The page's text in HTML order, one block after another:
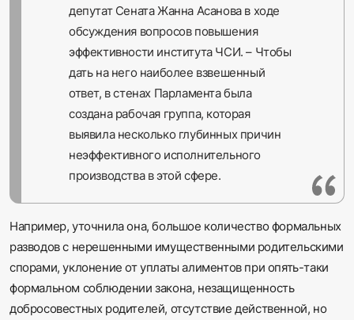
депутат Сената Жанна Асанова в ходе
обсуждения вопросов повышения
эффективности института ЧСИ. – Чтобы
дать на него наиболее взвешенный
ответ, в стенах Парламента была
создана рабочая группа, которая
выявила несколько глубинных причин
неэффективного исполнительного
производства в этой сфере.
Например, уточнила она, большое количество формальных
разводов с нерешенными имущественными родительскими
спорами, уклонение от уплаты алиментов при опять-таки
формальном соблюдении закона, незащищенность
добросовестных родителей, отсутствие действенной, но